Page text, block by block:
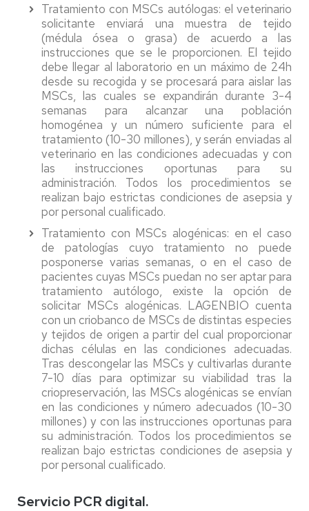
Tratamiento con MSCs autólogas: el veterinario
solicitante enviará una muestra de tejido
(médula ósea o grasa) de acuerdo a las
instrucciones que se le proporcionen. El tejido
debe llegar al laboratorio en un máximo de 24h
desde su recogida y se procesará para aislar las
MSCs, las cuales se expandirán durante 3-4
semanas para alcanzar una población
homogénea y un número suficiente para el
tratamiento (10-30 millones), y serán enviadas al
veterinario en las condiciones adecuadas y con
las instrucciones oportunas para su
administración. Todos los procedimientos se
realizan bajo estrictas condiciones de asepsia y
por personal cualificado.
Tratamiento con MSCs alogénicas: en el caso
de patologías cuyo tratamiento no puede
posponerse varias semanas, o en el caso de
pacientes cuyas MSCs puedan no ser aptar para
tratamiento autólogo, existe la opción de
solicitar MSCs alogénicas. LAGENBIO cuenta
con un criobanco de MSCs de distintas especies
y tejidos de origen a partir del cual proporcionar
dichas células en las condiciones adecuadas.
Tras descongelar las MSCs y cultivarlas durante
7-10 días para optimizar su viabilidad tras la
criopreservación, las MSCs alogénicas se envían
en las condiciones y número adecuados (10-30
millones) y con las instrucciones oportunas para
su administración. Todos los procedimientos se
realizan bajo estrictas condiciones de asepsia y
por personal cualificado.
Servicio PCR digital.